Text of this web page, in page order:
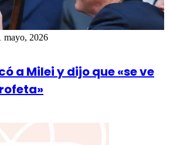
mayo, 2026
a Milei y dijo que «se ve